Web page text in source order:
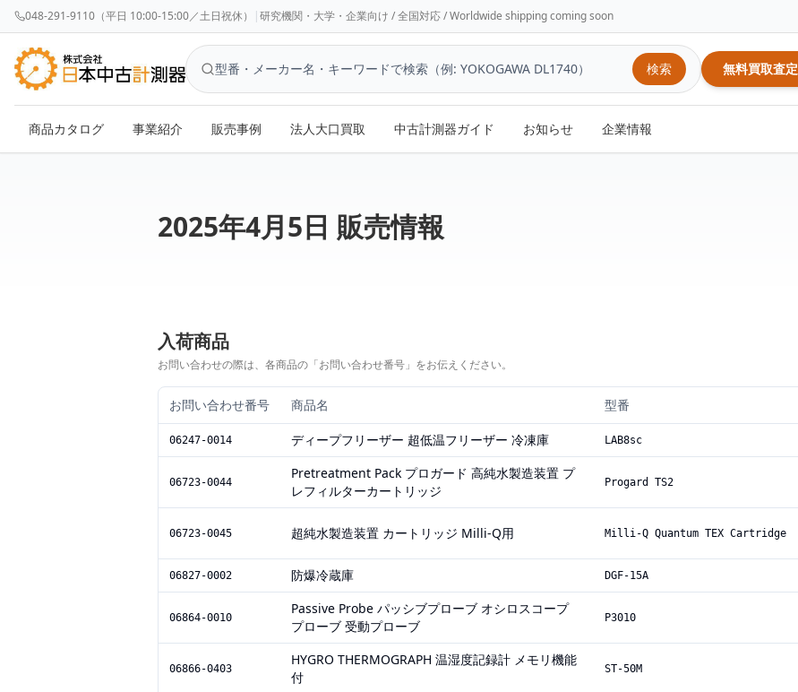
048-291-9110（平日 10:00-15:00／土日祝休） |研究機関・大学・企業向け / 全国対応 / Worldwide shipping coming soon
検索 無料買取査定
商品カタログ 事業紹介 販売事例 法人大口買取 中古計測器ガイド お知らせ 企業情報
2025年4月5日 販売情報
入荷商品
お問い合わせの際は、各商品の「お問い合わせ番号」をお伝えください。
お問い合わせ番号 商品名 型番
06247-0014 ディープフリーザー 超低温フリーザー 冷凍庫 LAB8sc
06723-0044
Pretreatment Pack プロガード 高純水製造装置 プ
レフィルターカートリッジ
Progard TS2
06723-0045 超純水製造装置 カートリッジ Milli-Q用 Milli-Q Quantum TEX Cartridge
06827-0002 防爆冷蔵庫 DGF-15A
06864-0010
Passive Probe パッシブプローブ オシロスコープ
プローブ 受動プローブ
P3010
06866-0403
HYGRO THERMOGRAPH 温湿度記録計 メモリ機能
付
ST-50M